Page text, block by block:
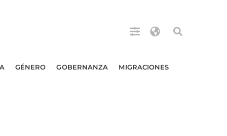
GÉNERO GOBERNANZA MIGRACIONES